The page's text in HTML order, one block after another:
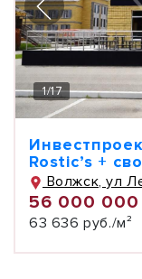
1/17
Rostic’s +
Волжск, ул
56 000 000
63 636 руб./м²